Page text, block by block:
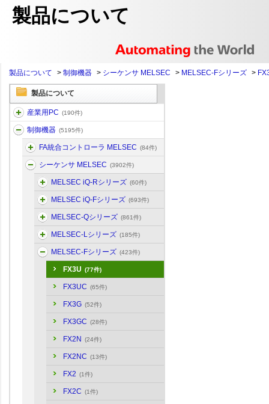
製品について
製品について > 制御機器 > シーケンサ MELSEC > MELSEC-Fシリーズ >
製品について
産業用PC (190件)
制御機器 (5195件)
FA統合コントローラ MELSEC (84件)
シーケンサ MELSEC (3902件)
MELSEC iQ-Rシリーズ (60件)
MELSEC iQ-Fシリーズ (693件)
MELSEC-Qシリーズ (861件)
MELSEC-Lシリーズ (185件)
MELSEC-Fシリーズ (423件)
FX3U (77件)
FX3UC (65件)
FX3G (52件)
FX3GC (28件)
FX2N (24件)
FX2NC (13件)
FX2 (1件)
FX2C (1件)